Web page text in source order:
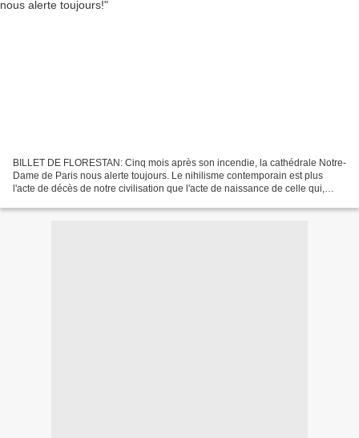
BILLET DE FLORESTAN: Cinq mois après son incendie, la cathédrale Notre-
Dame de Paris nous alerte toujours. Le nihilisme contemporain est plus
l'acte de décès de notre civilisation que l'acte de naissance de celle qui,